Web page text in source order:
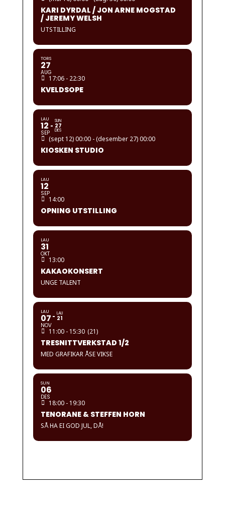
KARI DYRDAL / JON ARNE MOGSTAD
/ JEREMY WELSH
UTSTILLING
TORS
27
AUG
17:06 - 22:30
KVELDSOPE
LAU
12
SEP
SUN
27
DES
(sept 12) 00:00 - (desember 27) 00:00
KIOSKEN STUDIO
LAU
12
SEP
14:00
OPNING UTSTILLING
LAU
31
OKT
13:00
KAKAOKONSERT
UNGE TALENT
LAU
07
NOV
LAU
21
11:00 - 15:30 (21)
TRESNITTVERKSTAD 1/2
MED GRAFIKAR ÅSE VIKSE
SUN
06
DES
18:00 - 19:30
TENORANE & STEFFEN HORN
SÅ HA EI GOD JUL, DÅ!